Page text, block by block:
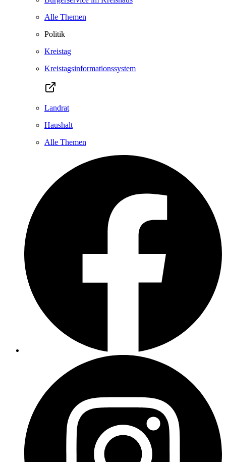
Alle Themen
Politik
Kreistag
Kreistagsinformationssystem
Landrat
Haushalt
Alle Themen